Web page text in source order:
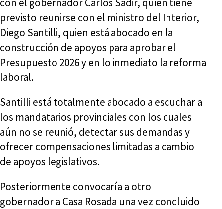
con el gobernador Carlos Sadir, quien tiene
previsto reunirse con el ministro del Interior,
Diego Santilli, quien está abocado en la
construcción de apoyos para aprobar el
Presupuesto 2026 y en lo inmediato la reforma
laboral.
Santilli está totalmente abocado a escuchar a
los mandatarios provinciales con los cuales
aún no se reunió, detectar sus demandas y
ofrecer compensaciones limitadas a cambio
de apoyos legislativos.
Posteriormente convocaría a otro
gobernador a Casa Rosada una vez concluido